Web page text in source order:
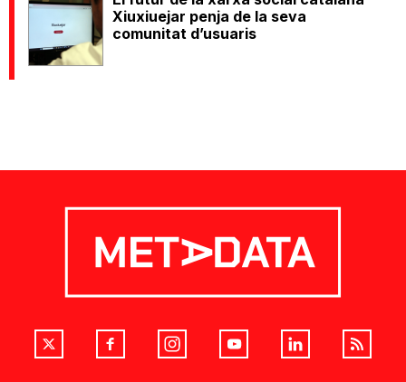
Xiuxiuejar penja de la seva
comunitat d’usuaris